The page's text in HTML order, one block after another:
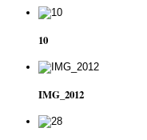
10
IMG_2012